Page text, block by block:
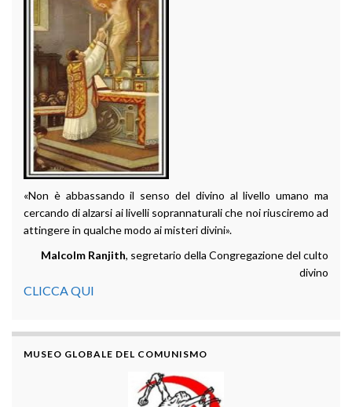
«Non è abbassando il senso del divino al livello umano ma
cercando di alzarsi ai livelli soprannaturali che noi riusciremo ad
attingere in qualche modo ai misteri divini».
Malcolm Ranjith, segretario della Congregazione del culto
divino
CLICCA QUI
MUSEO GLOBALE DEL COMUNISMO